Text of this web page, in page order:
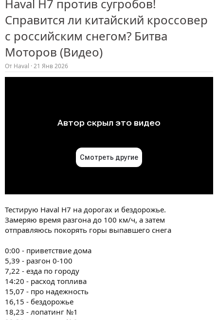
Haval H7 против сугробов!
Справится ли китайский кроссовер
с российским снегом? Битва
Моторов (Видео)
От Haval 21 Янв 2026
Тестирую Haval H7 на дорогах и бездорожье.
Замеряю время разгона до 100 км/ч, а затем
отправляюсь покорять горы выпавшего снега
0:00 - приветствие дома
5,39 - разгон 0-100
7,22 - езда по городу
14:20 - расход топлива
15,07 - про надежность
16,15 - бездорожье
18,23 - лопатинг №1